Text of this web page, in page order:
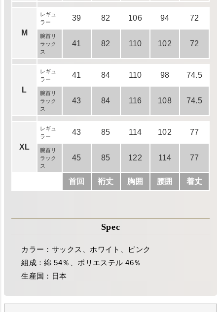
M
レギュ
ラー
39 82 106 94 72
腕首リ
ラック
ス
41 82 110 102 72
L
レギュ
ラー
41 84 110 98 74.5
腕首リ
ラック
ス
43 84 116 108 74.5
XL
レギュ
ラー
43 85 114 102 77
腕首リ
ラック
ス
45 85 122 114 77
首回 裄丈 胸囲 腰囲 着丈
Spec
カラー：サックス、ホワイト、ピンク
組成：綿 54％、ポリエステル 46％
生産国：日本